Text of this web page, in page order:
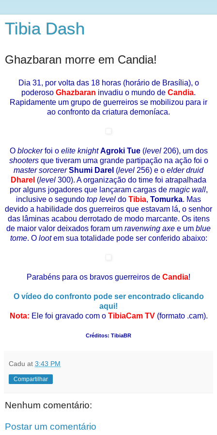
Tibia Dash
Ghazbaran morre em Candia!
Dia 31, por volta das 18 horas (horário de Brasília), o
poderoso Ghazbaran invadiu o mundo de Candia.
Rapidamente um grupo de guerreiros se mobilizou para ir
ao confronto da criatura demoníaca.
O blockerfoi o elite knight Agroki Tue(level206), um dos
shootersque tiveram uma grande partipação na ação foi o
master sorcerer Shumi Darel (level 256) e o elder druid
Dharel (level 300). A organização do time foi atrapalhada
por alguns jogadores que lançaram cargas de magic wall,
inclusive o segundo top level do Tibia, Tomurka. Mas
devido a habilidade dos guerreiros que estavam lá, o senhor
das lâminas acabou derrotado de modo marcante. Os itens
de maior valor deixados foram um ravenwing axe e um blue
tome. O lootem sua totalidade pode ser conferido abaixo:
Parabéns para os bravos guerreiros de Candia!
O vídeo do confronto pode ser encontrado clicando
aqui!
Nota: Ele foi gravado com o TibiaCam TV(formato .cam).
Créditos: TibiaBR
Cadu at 3:43 PM
Compartilhar
Nenhum comentário:
Postar um comentário